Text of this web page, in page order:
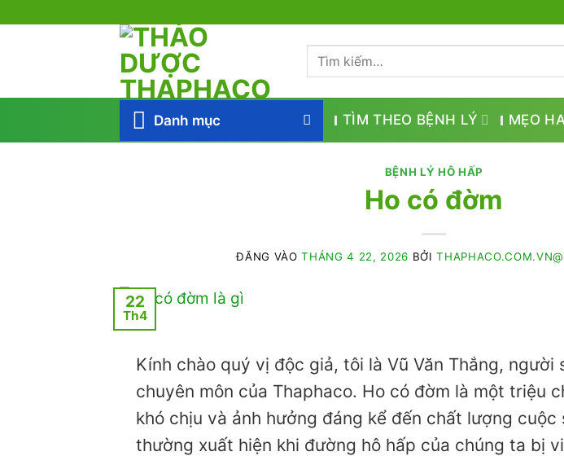
Tìm
Danh mục TÌM THEO BỆNH LÝ MẸO
BỆNH LÝ HÔ HẤP
Ho có đờm
ĐĂNG VÀOTHÁNG 4 22, 2026 BỞI
22
Th4
Kính chào quý vị độc giả, tôi là Vũ Văn Thắng, người
chuyên môn của Thaphaco. Ho có đờm là một triệu
khó chịu và ảnh hưởng đáng kể đến chất lượng cuộc
thường xuất hiện khi đường hô hấp của chúng ta bị